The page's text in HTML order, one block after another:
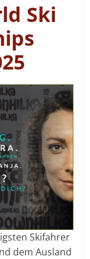
Ski
Skifahrer
dem Ausland